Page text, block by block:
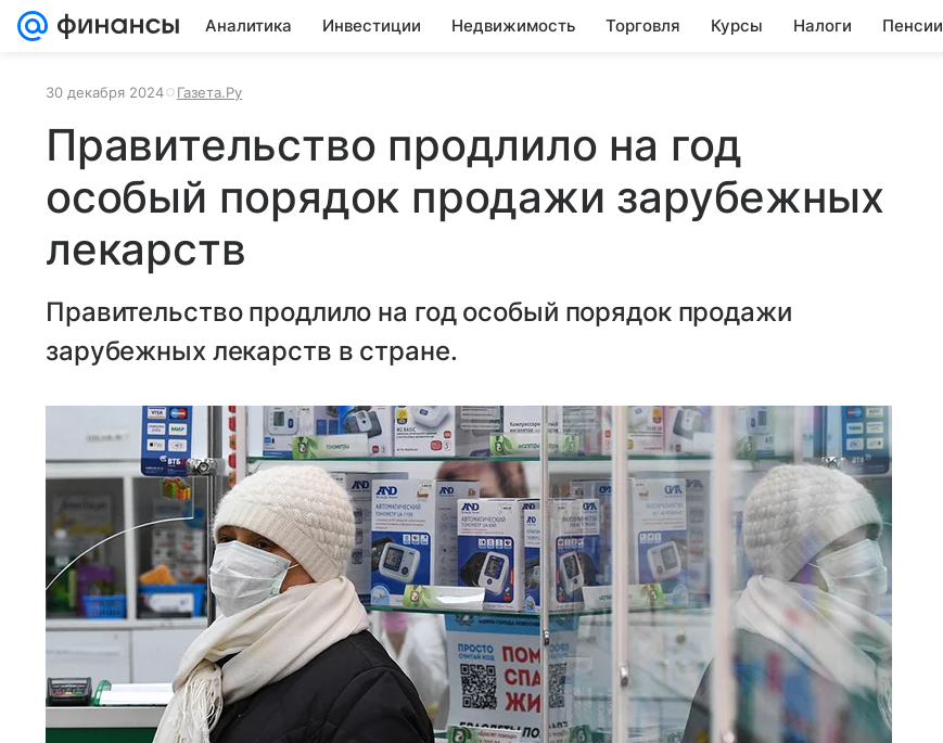
Аналитика Инвестиции Недвижимость Торговля Курсы Налоги Пенсии
30 декабря 2024 Газета.Ру
Правительство продлило на год
особый порядок продажи зарубежных
лекарств
Правительство продлило на год особый порядок продажи
зарубежных лекарств в стране.